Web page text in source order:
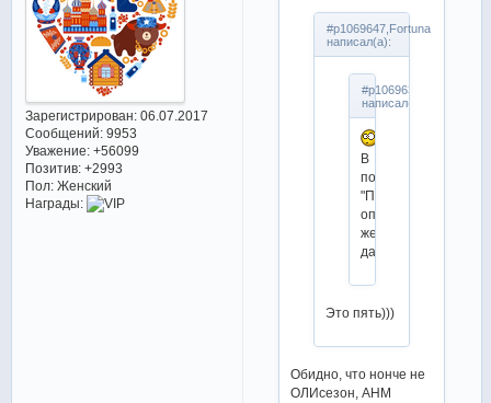
Зарегистрирован: 06.07.2017
Сообщений:9953
Уважение: +56099
Позитив: +2993
Пол:Женский
Награды:
#p1069647,Fortuna
написал(а):
#p1069630,Julietta
написал(а):
В
показалке
"Призрак
оперы"
же,
да?
Это пять)))
Обидно, что нонче не
ОЛИсезон, АНМ